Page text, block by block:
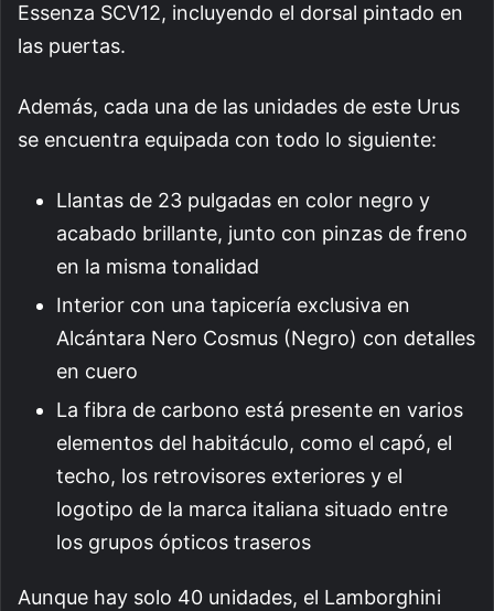
Essenza SCV12, incluyendo el dorsal pintado en
las puertas.
Además, cada una de las unidades de este Urus
se encuentra equipada con todo lo siguiente:
Llantas de 23 pulgadas en color negro y
acabado brillante, junto con pinzas de freno
en la misma tonalidad
Interior con una tapicería exclusiva en
Alcántara Nero Cosmus (Negro) con detalles
en cuero
La fibra de carbono está presente en varios
elementos del habitáculo, como el capó, el
techo, los retrovisores exteriores y el
logotipo de la marca italiana situado entre
los grupos ópticos traseros
Aunque hay solo 40 unidades, el Lamborghini